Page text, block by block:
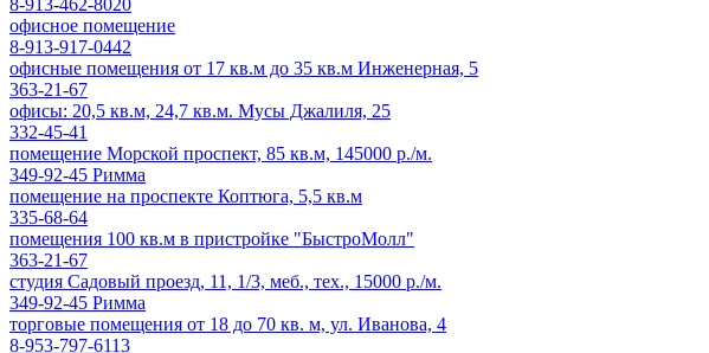
8-913-462-8020
офисное помещение
8-913-917-0442
офисные помещения от 17 кв.м до 35 кв.м Инженерная, 5
363-21-67
офисы: 20,5 кв.м, 24,7 кв.м. Мусы Джалиля, 25
332-45-41
помещение Морской проспект, 85 кв.м, 145000 р./м.
349-92-45 Римма
помещение на проспекте Коптюга, 5,5 кв.м
335-68-64
помещения 100 кв.м в пристройке "БыстроМолл"
363-21-67
студия Садовый проезд, 11, 1/3, меб., тех., 15000 р./м.
349-92-45 Римма
торговые помещения от 18 до 70 кв. м, ул. Иванова, 4
8-953-797-6113